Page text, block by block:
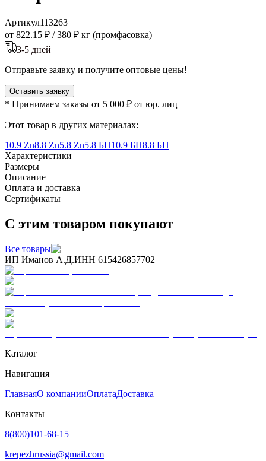
Артикул113263
от 822.15 ₽ /380 ₽ кг (промфасовка)
3-5 дней
Отправьте заявку и получите оптовые цены!
Оставить заявку
* Принимаем заказы от 5 000 ₽ от юр. лиц
Этот товар в других материалах:
10.9 Zn8.8 Zn5.8 Zn5.8 БП10.9 БП8.8 БП
Характеристики
Размеры
Описание
Оплата и доставка
Сертификаты
С этим товаром покупают
Все товары
ИП Иманов А.Д.ИНН 615426857702
Каталог
Навигация
ГлавнаяО компанииОплатаДоставка
Контакты
8(800)101-68-15
krepezhrussia@gmail.com